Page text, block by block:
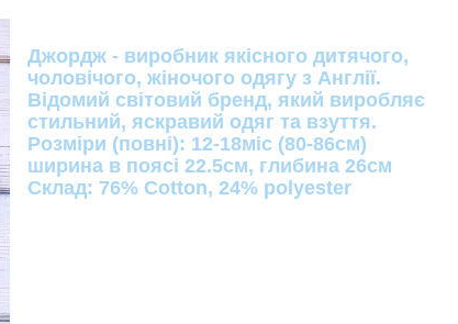
Джордж - виробник якісного дитячого,
чоловічого, жіночого одягу з Англії.
Відомий світовий бренд, який виробляє
стильний, яскравий одяг та взуття.
Розміри (повні): 12-18міс (80-86см)
ширина в поясі 22.5см, глибина 26см
Склад: 76% Cotton, 24% polyester